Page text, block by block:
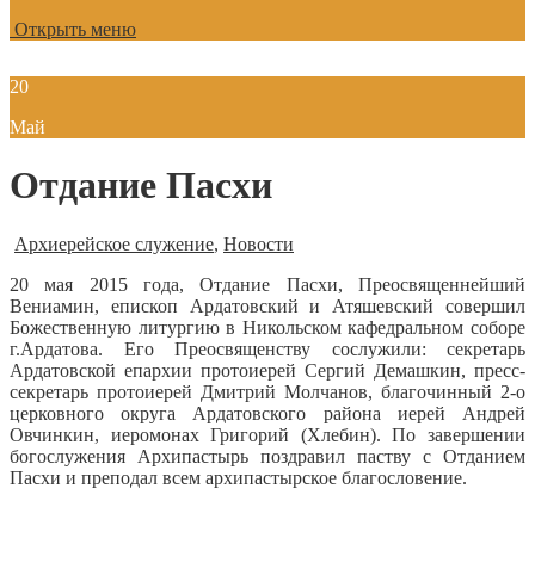
Открыть меню
20
Май
Отдание Пасхи
Архиерейское служение, Новости
20 мая 2015 года, Отдание Пасхи, Преосвященнейший
Вениамин, епископ Ардатовский и Атяшевский совершил
Божественную литургию в Никольском кафедральном соборе
г.Ардатова. Его Преосвященству сослужили: секретарь
Ардатовской епархии протоиерей Сергий Демашкин, пресс-
секретарь протоиерей Дмитрий Молчанов, благочинный 2-о
церковного округа Ардатовского района иерей Андрей
Овчинкин, иеромонах Григорий (Хлебин). По завершении
богослужения Архипастырь поздравил паству с Отданием
Пасхи и преподал всем архипастырское благословение.